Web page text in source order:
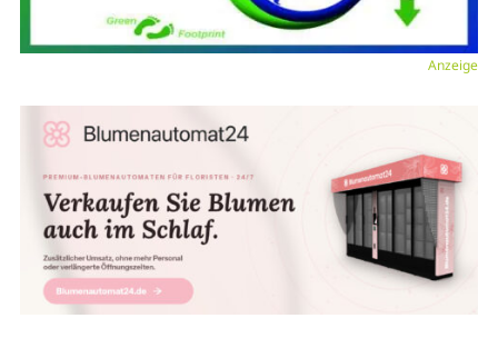
Anzeige